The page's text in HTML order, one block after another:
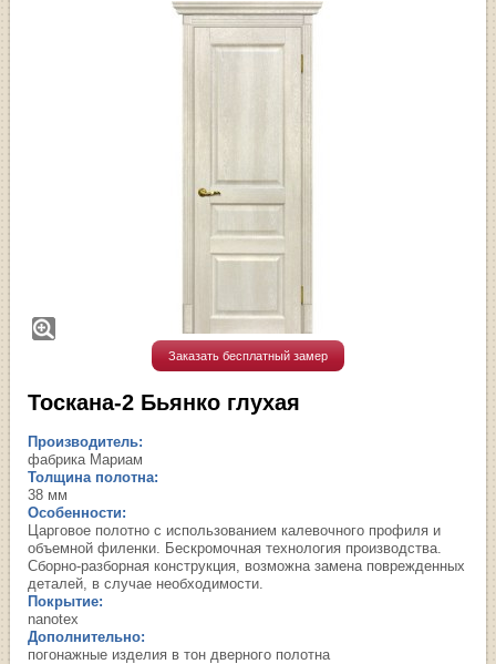
Заказать бесплатный замер
Тоскана-2 Бьянко глухая
Производитель:
фабрика Мариам
Толщина полотна:
38 мм
Особенности:
Царговое полотно с использованием калевочного профиля и
объемной филенки. Бескромочная технология производства.
Сборно-разборная конструкция, возможна замена поврежденных
деталей, в случае необходимости.
Покрытие:
nanotex
Дополнительно:
погонажные изделия в тон дверного полотна